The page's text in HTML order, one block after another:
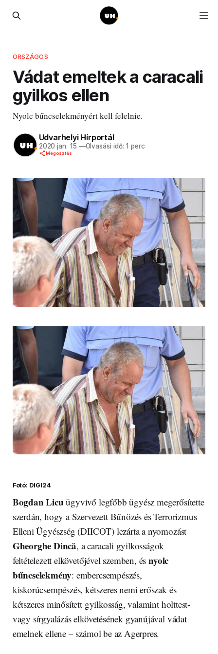
ORSZÁGOS
Vádat emeltek a caracali
gyilkos ellen
Nyolc bűncselekményért kell felelnie.
Udvarhelyi Hírportál
2020 jan. 15 —Olvasási idő: 1 perc
Megosztás
Fotó: DIGI24
Bogdan Licu ügyvivő legfőbb ügyész megerősítette
szerdán, hogy a Szervezett Bűnözés és Terrorizmus
Elleni Ügyészség (DIICOT) lezárta a nyomozást
Gheorghe Dincă, a caracali gyilkosságok
feltételezett elkövetőjével szemben, ésnyolc
bűncselekmény: embercsempészés,
kiskorúcsempészés, kétszeres nemi erőszak és
kétszeres minősített gyilkosság, valamint holttest-
vagy sírgyalázás elkövetésének gyanújával vádat
emelnek ellene – számol be az Agerpres.